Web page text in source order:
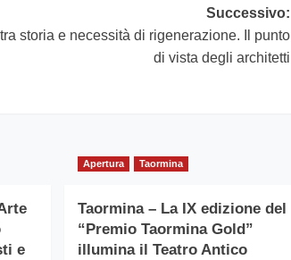
Successivo:
tra storia e necessità di rigenerazione. Il punto
di vista degli architetti
e
Apertura Taormina
Taormina – La IX edizione del
“Premio Taormina Gold”
illumina il Teatro Antico